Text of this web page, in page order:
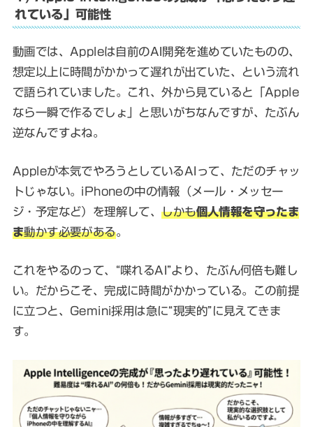
れている」可能性
動画では、Appleは自前のAI開発を進めていたものの、
想定以上に時間がかかって遅れが出ていた、という流れ
で語られていました。これ、外から見ていると「Apple
なら一瞬で作るでしょ」と思いがちなんですが、たぶん
逆なんですよね。
Appleが本気でやろうとしているAIって、ただのチャッ
トじゃない。iPhoneの中の情報（メール・メッセー
ジ・予定など）を理解して、しかも個人情報を守ったま
ま動かす必要がある。
これをやるのって、“喋れるAI”より、たぶん何倍も難し
い。だからこそ、完成に時間がかかっている。この前提
に立つと、Gemini採用は急に“現実的”に見えてきま
す。